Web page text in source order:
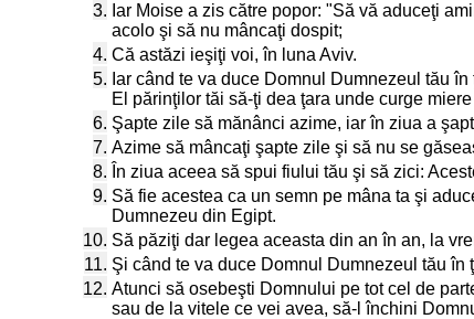
3. Iar Moise a zis către popor: "Să vă aduceţi
acolo şi să nu mâncaţi dospit;
4. Că astăzi ieşiţi voi, în luna Aviv.
5. Iar când te va duce Domnul Dumnezeul tău
El părinţilor tăi să-ţi dea ţara unde curge
6. Şapte zile să mănânci azime, iar în ziua a
7. Azime să mâncaţi şapte zile şi să nu se
8. În ziua aceea să spui fiului tău şi să zici:
9. Să fie acestea ca un semn pe mâna ta şi
Dumnezeu din Egipt.
10. Să păziţi dar legea aceasta din an în an, la
11. Şi când te va duce Domnul Dumnezeul tău
12. Atunci să osebeşti Domnului pe tot cel de
sau de la vitele ce vei avea, să-l închini